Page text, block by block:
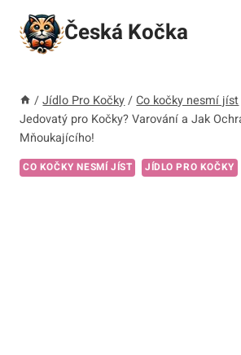
Přeskočit
obsah
Česká Kočka
/ Jídlo Pro Kočky / Co kočky nesmí jíst
Jedovatý pro Kočky? Varování a Jak
Mňoukajícího!
CO KOČKY NESMÍ JÍST JÍDLO PRO KOČKY